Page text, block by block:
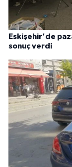
Eskişehir'de
sonuç verdi